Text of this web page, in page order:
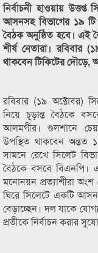
নির্বাচনী হাওয়ায়
আসনসহ বিভাগের ১৯ টি
বৈঠক অনুষ্ঠিত হবে। এই
শীর্ষ নেতারা। রবিবার
থাকবেন টিকিটের দৌড়ে,
রবিবার (১৯ অক্টোবর)
নিয়ে চূড়ান্ত বৈঠকে
আলমগীর। গুলশানে
উপস্থিত থাকবেন অন্তত
সামনে রেখে সিলেট
বৈঠকে বসবে বিএনপি।
মনোনয়ন প্রত্যাশীরা অংশ
ঘিরে সিলেটে একটি আসন
বেড়াচ্ছেন। দল যাকে
প্রতীকে নির্বাচন করার